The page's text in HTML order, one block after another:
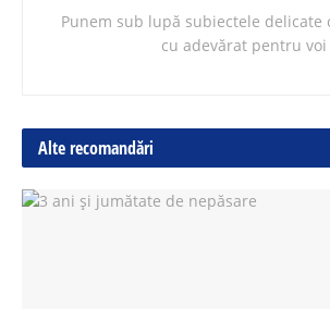
Punem sub lupă subiectele delicate
cu adevărat pentru voi
Alte recomandări